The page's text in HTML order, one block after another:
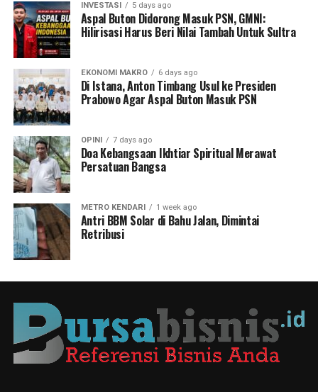
INVESTASI 5 days ago
Aspal Buton Didorong Masuk PSN, GMNI:
Hilirisasi Harus Beri Nilai Tambah Untuk Sultra
EKONOMI MAKRO 6 days ago
Di Istana, Anton Timbang Usul ke Presiden
Prabowo Agar Aspal Buton Masuk PSN
OPINI 7 days ago
Doa Kebangsaan Ikhtiar Spiritual Merawat
Persatuan Bangsa
METRO KENDARI 1 week ago
Antri BBM Solar di Bahu Jalan, Dimintai
Retribusi